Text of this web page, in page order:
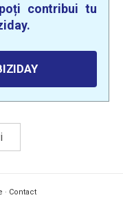
contribui tu
· Contact